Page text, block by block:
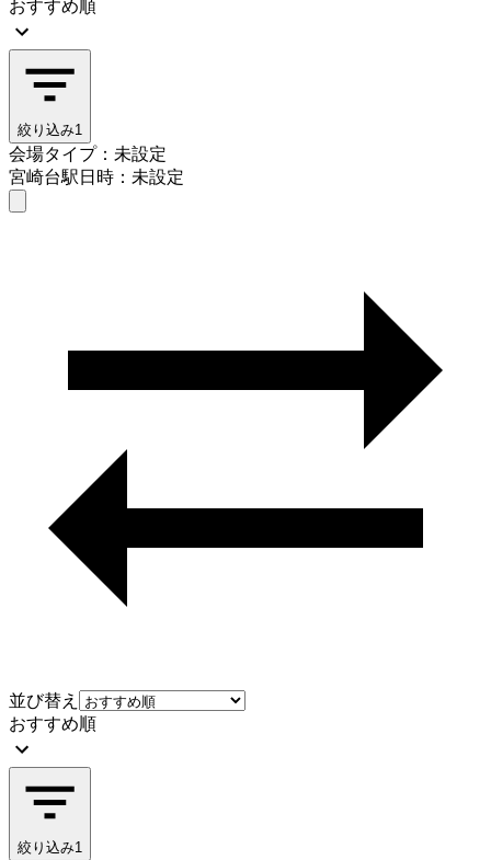
おすすめ順
絞り込み1
会場タイプ：未設定
宮崎台駅日時：未設定
並び替え
おすすめ順
絞り込み1